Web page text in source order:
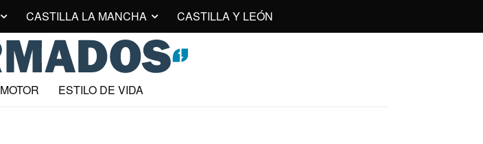
CASTILLA LA MANCHA CASTILLA Y LEÓN
MOTOR ESTILO DE VIDA